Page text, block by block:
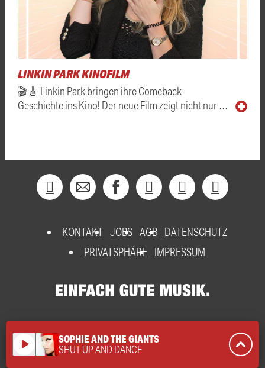
LINKIN PARK KINOFILM
🎬🎸 Linkin Park bringen ihre Comeback-
Geschichte ins Kino! Der neue Film zeigt nicht nur …
KONTAKT JOBS AGB DATENSCHUTZ
PRIVATSPHÄRE
IMPRESSUM
play_arrow SOPHIE AND THE GIANTS
SHUT UP AND DANCE